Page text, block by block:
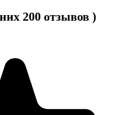
200 отзывов )